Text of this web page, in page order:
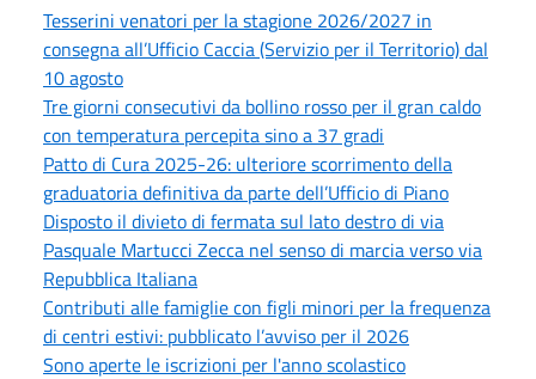
Tesserini venatori per la stagione 2026/2027 in
consegna all’Ufficio Caccia (Servizio per il Territorio) dal
10 agosto
Tre giorni consecutivi da bollino rosso per il gran caldo
con temperatura percepita sino a 37 gradi
Patto di Cura 2025-26: ulteriore scorrimento della
graduatoria definitiva da parte dell’Ufficio di Piano
Disposto il divieto di fermata sul lato destro di via
Pasquale Martucci Zecca nel senso di marcia verso via
Repubblica Italiana
Contributi alle famiglie con figli minori per la frequenza
di centri estivi: pubblicato l’avviso per il 2026
Sono aperte le iscrizioni per l'anno scolastico